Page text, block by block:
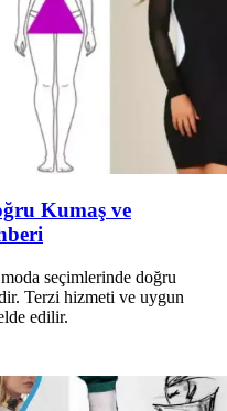
Kumaş ve
seçimlerinde doğru
Terzi hizmeti ve uygun
edilir.